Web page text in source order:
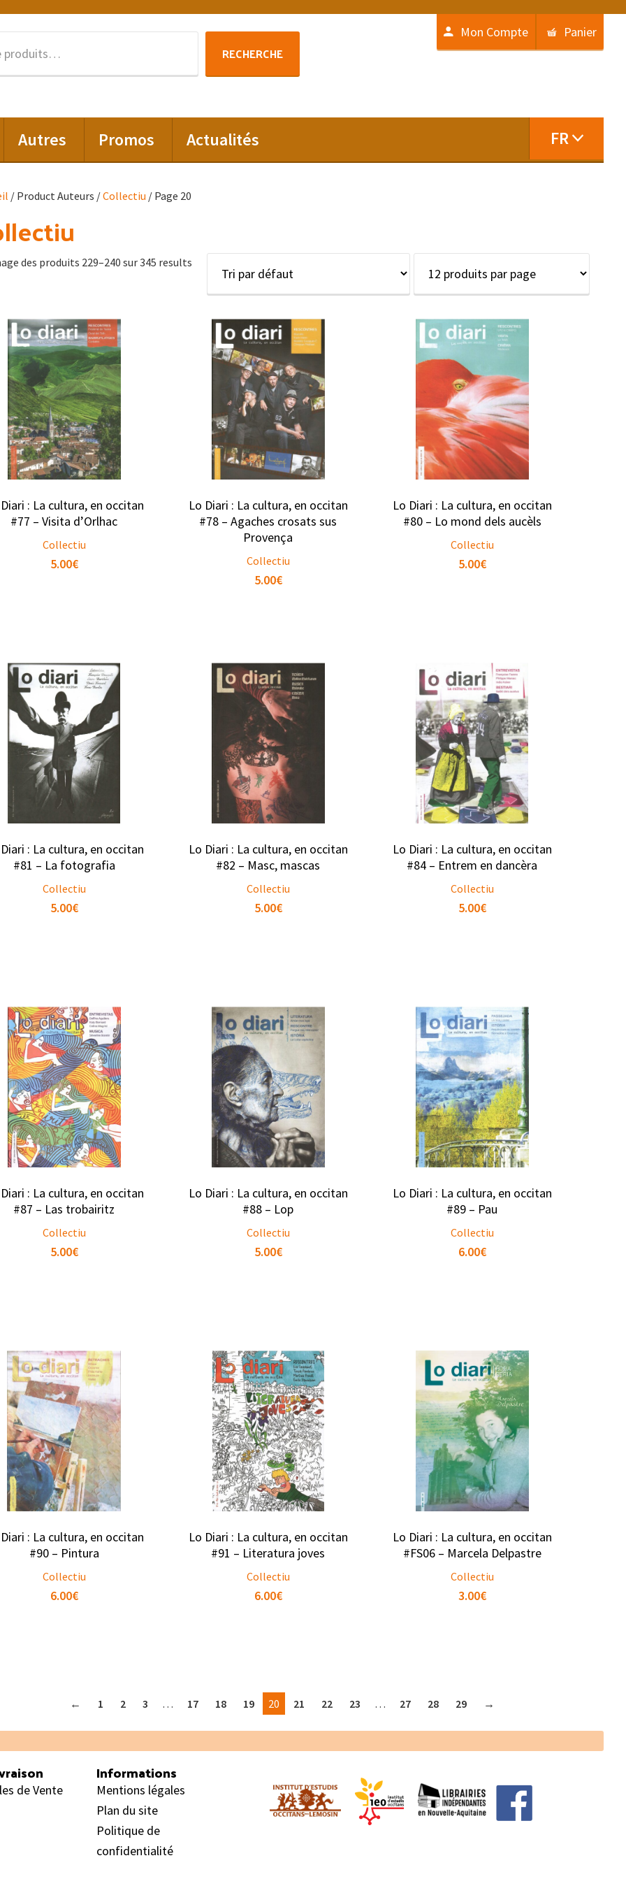
RECHERCHE
Mon Compte Panier
Autres Promos Actualités FR
/ Product Auteurs /Collectiu / Page 20
des produits 229–240 sur 345 results
: La cultura, en occitan
#77 – Visita d’Orlhac
Collectiu
5.00€
Lo Diari : La cultura, en occitan
#78 – Agaches crosats sus
Provença
Collectiu
5.00€
Lo Diari : La cultura, en occitan
#80 – Lo mond dels aucèls
Collectiu
5.00€
: La cultura, en occitan
#81 – La fotografia
Collectiu
5.00€
Lo Diari : La cultura, en occitan
#82 – Masc, mascas
Collectiu
5.00€
Lo Diari : La cultura, en occitan
#84 – Entrem en dancèra
Collectiu
5.00€
: La cultura, en occitan
#87 – Las trobairitz
Collectiu
5.00€
Lo Diari : La cultura, en occitan
#88 – Lop
Collectiu
5.00€
Lo Diari : La cultura, en occitan
#89 – Pau
Collectiu
6.00€
: La cultura, en occitan
#90 – Pintura
Collectiu
6.00€
Lo Diari : La cultura, en occitan
#91 – Literatura joves
Collectiu
6.00€
Lo Diari : La cultura, en occitan
#FS06 – Marcela Delpastre
Collectiu
3.00€
← 1 2 3 … 17 18 19 20 21 22 23 … 27 28 29 →
de Vente
Informations
Mentions légales
Plan du site
Politique de
confidentialité